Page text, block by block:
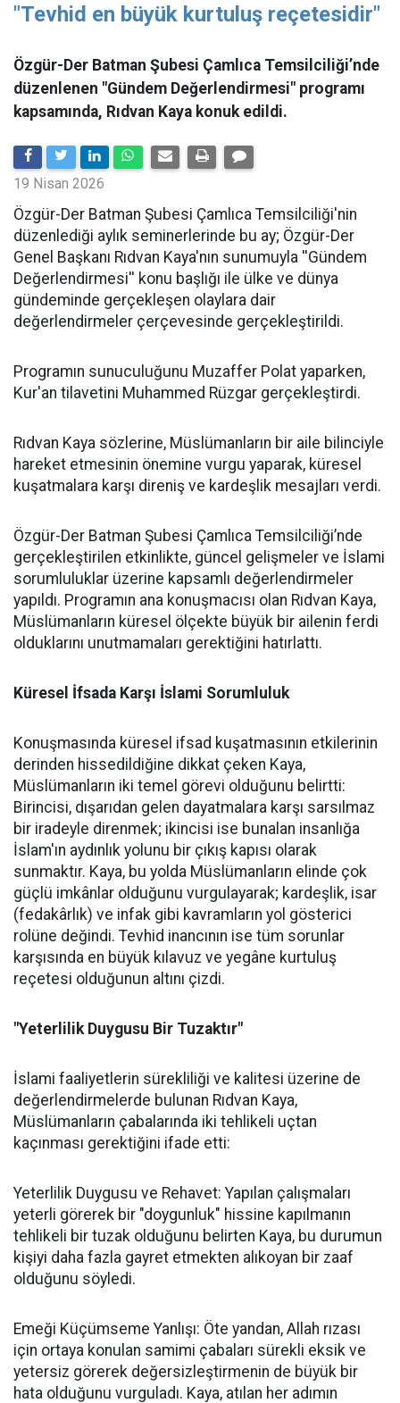
"Tevhid en büyük kurtuluş reçetesidir"
Özgür-Der Batman Şubesi Çamlıca Temsilciliği’nde
düzenlenen "Gündem Değerlendirmesi" programı
kapsamında, Rıdvan Kaya konuk edildi.
19 Nisan 2026
​Özgür-Der Batman Şubesi Çamlıca Temsilciliği'nin
düzenlediği aylık seminerlerinde bu ay; Özgür-Der
Genel Başkanı Rıdvan Kaya'nın sunumuyla ''Gündem
Değerlendirmesi'' konu başlığı ile ülke ve dünya
gündeminde gerçekleşen olaylara dair
değerlendirmeler çerçevesinde gerçekleştirildi.
Programın sunuculuğunu Muzaffer Polat yaparken,
Kur'an tilavetini Muhammed Rüzgar gerçekleştirdi.
Rıdvan Kaya sözlerine, Müslümanların bir aile bilinciyle
hareket etmesinin önemine vurgu yaparak, küresel
kuşatmalara karşı direniş ve kardeşlik mesajları verdi.
Özgür-Der Batman Şubesi Çamlıca Temsilciliği’nde
gerçekleştirilen etkinlikte, güncel gelişmeler ve İslami
sorumluluklar üzerine kapsamlı değerlendirmeler
yapıldı. Programın ana konuşmacısı olan Rıdvan Kaya,
Müslümanların küresel ölçekte büyük bir ailenin ferdi
olduklarını unutmamaları gerektiğini hatırlattı.
Küresel İfsada Karşı İslami Sorumluluk
Konuşmasında küresel ifsad kuşatmasının etkilerinin
derinden hissedildiğine dikkat çeken Kaya,
Müslümanların iki temel görevi olduğunu belirtti:
Birincisi, dışarıdan gelen dayatmalara karşı sarsılmaz
bir iradeyle direnmek; ikincisi ise bunalan insanlığa
İslam'ın aydınlık yolunu bir çıkış kapısı olarak
sunmaktır. Kaya, bu yolda Müslümanların elinde çok
güçlü imkânlar olduğunu vurgulayarak; kardeşlik, isar
(fedakârlık) ve infak gibi kavramların yol gösterici
rolüne değindi. Tevhid inancının ise tüm sorunlar
karşısında en büyük kılavuz ve yegâne kurtuluş
reçetesi olduğunun altını çizdi.
"Yeterlilik Duygusu Bir Tuzaktır"
İslami faaliyetlerin sürekliliği ve kalitesi üzerine de
değerlendirmelerde bulunan Rıdvan Kaya,
Müslümanların çabalarında iki tehlikeli uçtan
kaçınması gerektiğini ifade etti:
Yeterlilik Duygusu ve Rehavet: Yapılan çalışmaları
yeterli görerek bir "doygunluk" hissine kapılmanın
tehlikeli bir tuzak olduğunu belirten Kaya, bu durumun
kişiyi daha fazla gayret etmekten alıkoyan bir zaaf
olduğunu söyledi.
Emeği Küçümseme Yanlışı: Öte yandan, Allah rızası
için ortaya konulan samimi çabaları sürekli eksik ve
yetersiz görerek değersizleştirmenin de büyük bir
hata olduğunu vurguladı. Kaya, atılan her adımın